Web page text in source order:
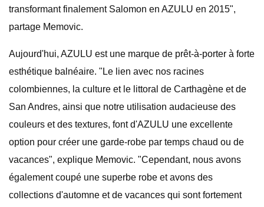
transformant finalement Salomon en AZULU en 2015",
partage Memovic.
Aujourd'hui, AZULU est une marque de prêt-à-porter à forte
esthétique balnéaire. "Le lien avec nos racines
colombiennes, la culture et le littoral de Carthagène et de
San Andres, ainsi que notre utilisation audacieuse des
couleurs et des textures, font d'AZULU une excellente
option pour créer une garde-robe par temps chaud ou de
vacances", explique Memovic. "Cependant, nous avons
également coupé une superbe robe et avons des
collections d'automne et de vacances qui sont fortement